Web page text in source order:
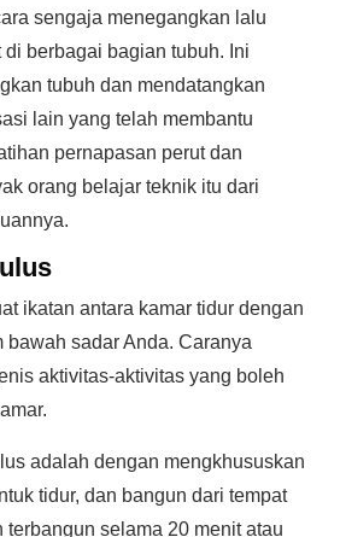
sengaja menegangkan lalu
di berbagai bagian tubuh. Ini
tubuh dan mendatangkan
lain yang telah membantu
pernapasan perut dan
orang belajar teknik itu dari
ikatan antara kamar tidur dengan
bawah sadar Anda. Caranya
aktivitas-aktivitas yang boleh
adalah dengan mengkhususkan
tidur, dan bangun dari tempat
terbangun selama 20 menit atau